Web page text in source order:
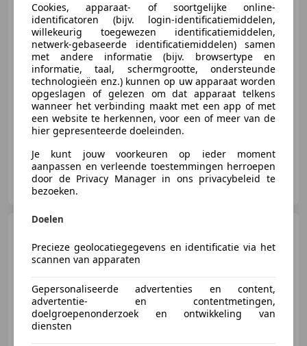
€ 1.290
09/2006 223.008 km Benzine 55 kW (75 PK)
't Bergse Autohuis
NL-4624 BL BERGEN OP ZOOM
Matic Lang 6-Persoons Pano Navi
€ 6.490
Cookies, apparaat- of soortgelijke online-
identificatoren (bijv. login-identificatiemiddelen,
willekeurig toegewezen identificatiemiddelen,
netwerk-gebaseerde identificatiemiddelen) samen
met andere informatie (bijv. browsertype en
informatie, taal, schermgrootte, ondersteunde
technologieën enz.) kunnen op uw apparaat worden
opgeslagen of gelezen om dat apparaat telkens
wanneer het verbinding maakt met een app of met
een website te herkennen, voor een of meer van de
hier gepresenteerde doeleinden.
Je kunt jouw voorkeuren op ieder moment
aanpassen en verleende toestemmingen herroepen
door de Privacy Manager in ons privacybeleid te
bezoeken.
Doelen
Precieze geolocatiegegevens en identificatie via het
scannen van apparaten
Gepersonaliseerde advertenties en content,
advertentie- en contentmetingen,
doelgroepenonderzoek en ontwikkeling van
diensten